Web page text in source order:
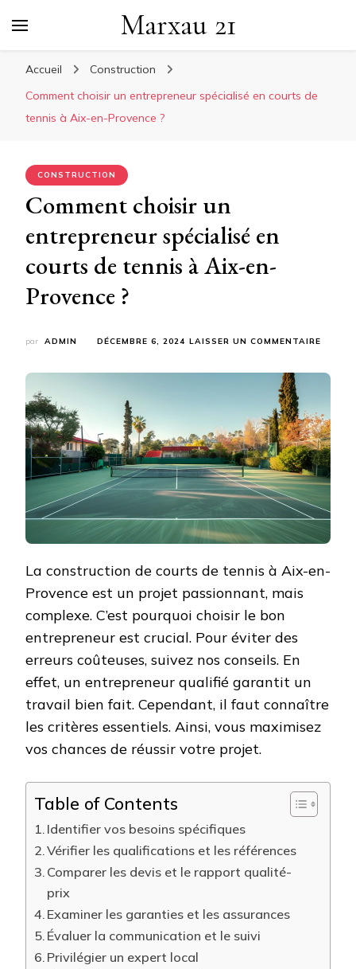
Marxau 21
Accueil
Construction
Comment choisir un entrepreneur spécialisé en courts de
tennis à Aix-en-Provence ?
CONSTRUCTION
Comment choisir un
entrepreneur spécialisé en
courts de tennis à Aix-en-
Provence ?
par ADMIN DÉCEMBRE 6, 2024 LAISSER UN COMMENTAIRE
EN
DE
TENNIS
À
EN-
?
La construction de courts de tennis à Aix-en-
Provence est un projet passionnant, mais
complexe. C’est pourquoi choisir le bon
entrepreneur est crucial. Pour éviter des
erreurs coûteuses, suivez nos conseils. En
effet, un entrepreneur qualifié garantit un
travail bien fait. Cependant, il faut connaître
les critères essentiels. Ainsi, vous maximisez
vos chances de réussir votre projet.
Table of Contents
Identifier vos besoins spécifiques
Vérifier les qualifications et les références
Comparer les devis et le rapport qualité-
prix
Examiner les garanties et les assurances
Évaluer la communication et le suivi
Privilégier un expert local